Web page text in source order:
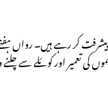
کر رہے ہیں۔ رواں
تعمیر اور کوئلے سے